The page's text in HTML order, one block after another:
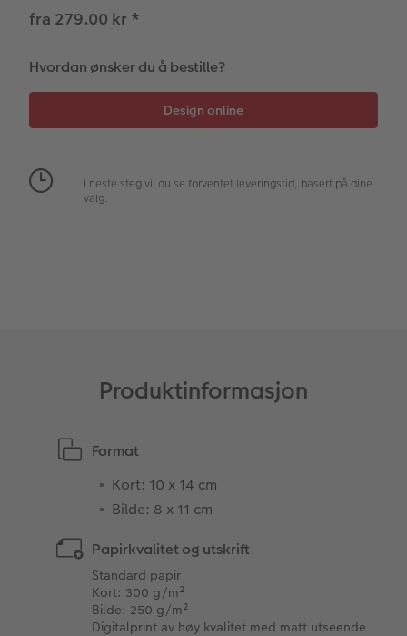
Panoramaside
Minnelomme
Tilbehør
Fotocollage
hexxas
Flerdelt veggdekorasjon
Velkomstskilt
Inspirasjon
Gratis bildelagring
Kjæledyr
Inspirasjon
CEWE Gavekort
Gratis bildelagring
Bordkort
Menykort
Direkteforsendelse
fra 279.00 kr *
Hvordan ønsker du å bestille?
I neste steg vil du se forventet leveringstid, basert på dine
valg.
Produktinformasjon
Format
Kort: 10 x 14 cm
Bilde: 8 x 11 cm
Papirkvalitet og utskrift
Standard papir
Kort: 300 g/m²
Bilde: 250 g/m²
Digitalprint av høy kvalitet med matt utseende